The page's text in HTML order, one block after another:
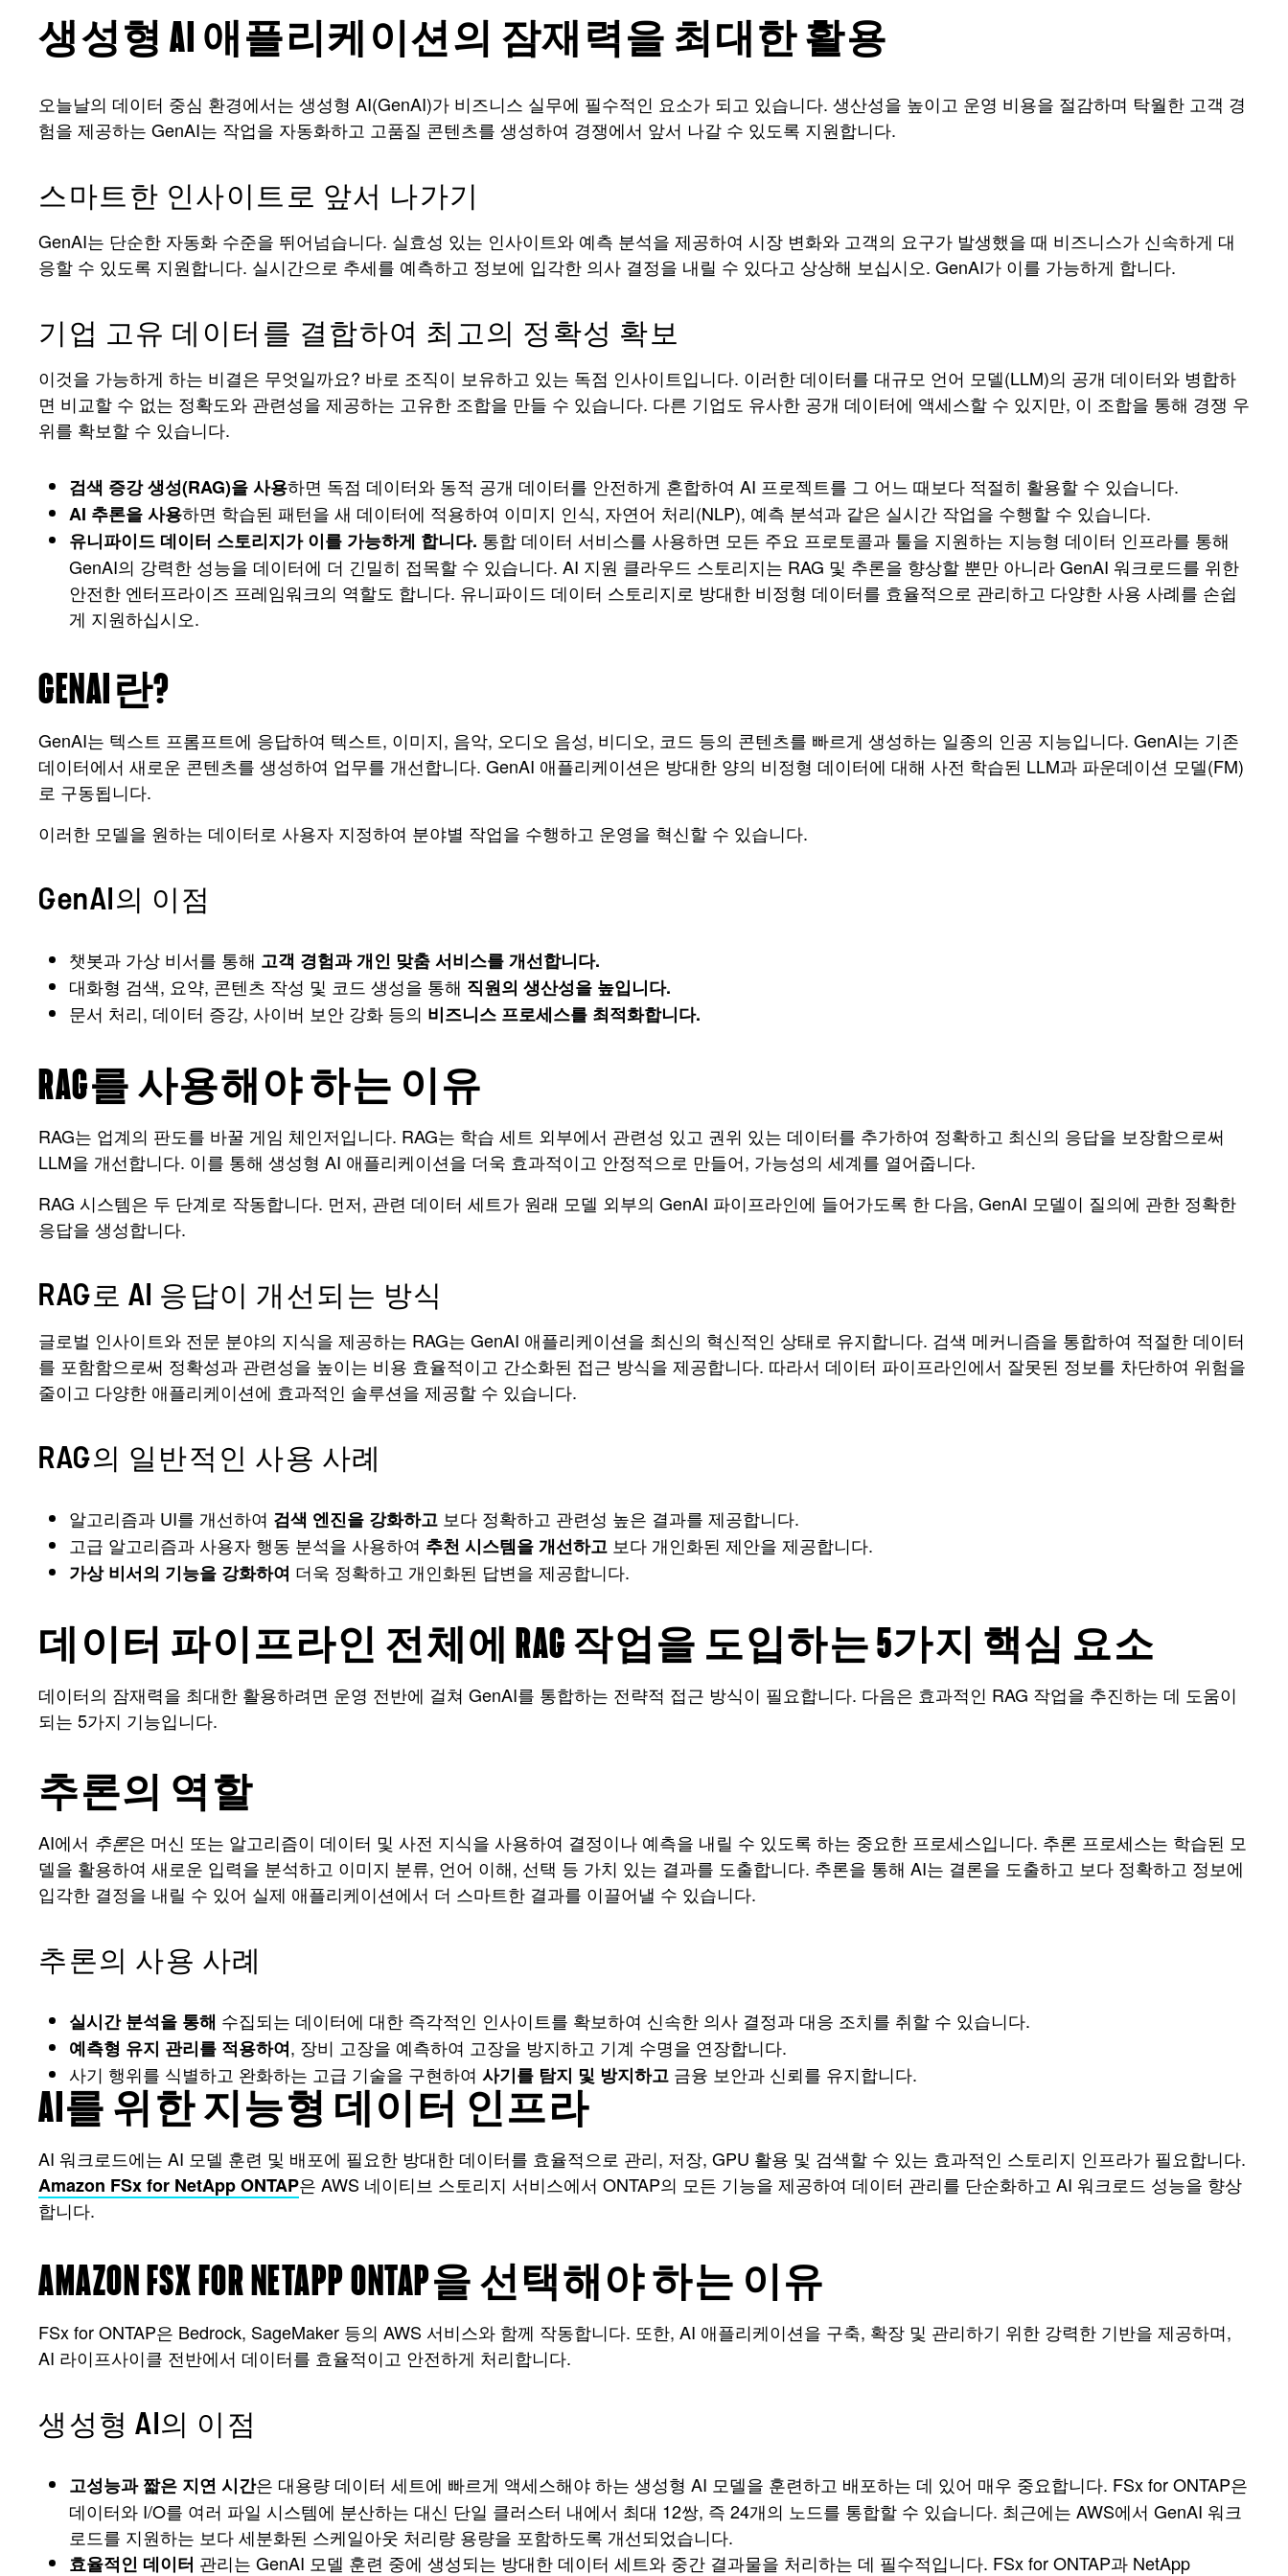
생성형 AI 애플리케이션의 잠재력을 최대한 활용
오늘날의 데이터 중심 환경에서는 생성형 AI(GenAI)가 비즈니스 실무에 필수적인 요소가 되고 있습니다. 생산성을 높이고 운영 비용을 절감하며 탁월한 고객 경
험을 제공하는 GenAI는 작업을 자동화하고 고품질 콘텐츠를 생성하여 경쟁에서 앞서 나갈 수 있도록 지원합니다.
스마트한 인사이트로 앞서 나가기
GenAI는 단순한 자동화 수준을 뛰어넘습니다. 실효성 있는 인사이트와 예측 분석을 제공하여 시장 변화와 고객의 요구가 발생했을 때 비즈니스가 신속하게 대
응할 수 있도록 지원합니다. 실시간으로 추세를 예측하고 정보에 입각한 의사 결정을 내릴 수 있다고 상상해 보십시오. GenAI가 이를 가능하게 합니다.
기업 고유 데이터를 결합하여 최고의 정확성 확보
이것을 가능하게 하는 비결은 무엇일까요? 바로 조직이 보유하고 있는 독점 인사이트입니다. 이러한 데이터를 대규모 언어 모델(LLM)의 공개 데이터와 병합하
면 비교할 수 없는 정확도와 관련성을 제공하는 고유한 조합을 만들 수 있습니다. 다른 기업도 유사한 공개 데이터에 액세스할 수 있지만, 이 조합을 통해 경쟁 우
위를 확보할 수 있습니다.
검색 증강 생성(RAG)을 사용하면 독점 데이터와 동적 공개 데이터를 안전하게 혼합하여 AI 프로젝트를 그 어느 때보다 적절히 활용할 수 있습니다.
AI 추론을 사용하면 학습된 패턴을 새 데이터에 적용하여 이미지 인식, 자연어 처리(NLP), 예측 분석과 같은 실시간 작업을 수행할 수 있습니다.
유니파이드 데이터 스토리지가 이를 가능하게 합니다. 통합 데이터 서비스를 사용하면 모든 주요 프로토콜과 툴을 지원하는 지능형 데이터 인프라를 통해
GenAI의 강력한 성능을 데이터에 더 긴밀히 접목할 수 있습니다. AI 지원 클라우드 스토리지는 RAG 및 추론을 향상할 뿐만 아니라 GenAI 워크로드를 위한
안전한 엔터프라이즈 프레임워크의 역할도 합니다. 유니파이드 데이터 스토리지로 방대한 비정형 데이터를 효율적으로 관리하고 다양한 사용 사례를 손쉽
게 지원하십시오.
GENAI란?
GenAI는 텍스트 프롬프트에 응답하여 텍스트, 이미지, 음악, 오디오 음성, 비디오, 코드 등의 콘텐츠를 빠르게 생성하는 일종의 인공 지능입니다. GenAI는 기존
데이터에서 새로운 콘텐츠를 생성하여 업무를 개선합니다. GenAI 애플리케이션은 방대한 양의 비정형 데이터에 대해 사전 학습된 LLM과 파운데이션 모델(FM)
로 구동됩니다.
이러한 모델을 원하는 데이터로 사용자 지정하여 분야별 작업을 수행하고 운영을 혁신할 수 있습니다.
GenAI의 이점
챗봇과 가상 비서를 통해 고객 경험과 개인 맞춤 서비스를 개선합니다.
대화형 검색, 요약, 콘텐츠 작성 및 코드 생성을 통해 직원의 생산성을 높입니다.
문서 처리, 데이터 증강, 사이버 보안 강화 등의 비즈니스 프로세스를 최적화합니다.
RAG를 사용해야 하는 이유
RAG는 업계의 판도를 바꿀 게임 체인저입니다. RAG는 학습 세트 외부에서 관련성 있고 권위 있는 데이터를 추가하여 정확하고 최신의 응답을 보장함으로써
LLM을 개선합니다. 이를 통해 생성형 AI 애플리케이션을 더욱 효과적이고 안정적으로 만들어, 가능성의 세계를 열어줍니다.
RAG 시스템은 두 단계로 작동합니다. 먼저, 관련 데이터 세트가 원래 모델 외부의 GenAI 파이프라인에 들어가도록 한 다음, GenAI 모델이 질의에 관한 정확한
응답을 생성합니다.
RAG로 AI 응답이 개선되는 방식
글로벌 인사이트와 전문 분야의 지식을 제공하는 RAG는 GenAI 애플리케이션을 최신의 혁신적인 상태로 유지합니다. 검색 메커니즘을 통합하여 적절한 데이터
를 포함함으로써 정확성과 관련성을 높이는 비용 효율적이고 간소화된 접근 방식을 제공합니다. 따라서 데이터 파이프라인에서 잘못된 정보를 차단하여 위험을
줄이고 다양한 애플리케이션에 효과적인 솔루션을 제공할 수 있습니다.
RAG의 일반적인 사용 사례
알고리즘과 UI를 개선하여 검색 엔진을 강화하고 보다 정확하고 관련성 높은 결과를 제공합니다.
고급 알고리즘과 사용자 행동 분석을 사용하여 추천 시스템을 개선하고 보다 개인화된 제안을 제공합니다.
가상 비서의 기능을 강화하여 더욱 정확하고 개인화된 답변을 제공합니다.
데이터 파이프라인 전체에 RAG 작업을 도입하는 5가지 핵심 요소
데이터의 잠재력을 최대한 활용하려면 운영 전반에 걸쳐 GenAI를 통합하는 전략적 접근 방식이 필요합니다. 다음은 효과적인 RAG 작업을 추진하는 데 도움이
되는 5가지 기능입니다.
추론의 역할
AI에서 추론은 머신 또는 알고리즘이 데이터 및 사전 지식을 사용하여 결정이나 예측을 내릴 수 있도록 하는 중요한 프로세스입니다. 추론 프로세스는 학습된 모
델을 활용하여 새로운 입력을 분석하고 이미지 분류, 언어 이해, 선택 등 가치 있는 결과를 도출합니다. 추론을 통해 AI는 결론을 도출하고 보다 정확하고 정보에
입각한 결정을 내릴 수 있어 실제 애플리케이션에서 더 스마트한 결과를 이끌어낼 수 있습니다.
추론의 사용 사례
실시간 분석을 통해 수집되는 데이터에 대한 즉각적인 인사이트를 확보하여 신속한 의사 결정과 대응 조치를 취할 수 있습니다.
예측형 유지 관리를 적용하여, 장비 고장을 예측하여 고장을 방지하고 기계 수명을 연장합니다.
사기 행위를 식별하고 완화하는 고급 기술을 구현하여 사기를 탐지 및 방지하고 금융 보안과 신뢰를 유지합니다.
AI를 위한 지능형 데이터 인프라
AI 워크로드에는 AI 모델 훈련 및 배포에 필요한 방대한 데이터를 효율적으로 관리, 저장, GPU 활용 및 검색할 수 있는 효과적인 스토리지 인프라가 필요합니다.
Amazon FSx for NetApp ONTAP은 AWS 네이티브 스토리지 서비스에서 ONTAP의 모든 기능을 제공하여 데이터 관리를 단순화하고 AI 워크로드 성능을 향상
합니다.
AMAZON FSX FOR NETAPP ONTAP을 선택해야 하는 이유
FSx for ONTAP은 Bedrock, SageMaker 등의 AWS 서비스와 함께 작동합니다. 또한, AI 애플리케이션을 구축, 확장 및 관리하기 위한 강력한 기반을 제공하며,
AI 라이프사이클 전반에서 데이터를 효율적이고 안전하게 처리합니다.
생성형 AI의 이점
고성능과 짧은 지연 시간은 대용량 데이터 세트에 빠르게 액세스해야 하는 생성형 AI 모델을 훈련하고 배포하는 데 있어 매우 중요합니다. FSx for ONTAP은
데이터와 I/O를 여러 파일 시스템에 분산하는 대신 단일 클러스터 내에서 최대 12쌍, 즉 24개의 노드를 통합할 수 있습니다. 최근에는 AWS에서 GenAI 워크
로드를 지원하는 보다 세분화된 스케일아웃 처리량 용량을 포함하도록 개선되었습니다.
효율적인 데이터 관리는 GenAI 모델 훈련 중에 생성되는 방대한 데이터 세트와 중간 결과물을 처리하는 데 필수적입니다. FSx for ONTAP과 NetApp